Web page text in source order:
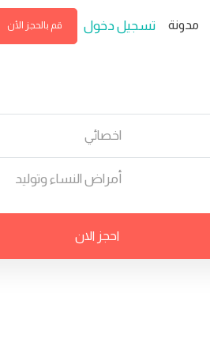
مدونة تسجيل دخول قم بالحجز الأن
اخصائي
أمراض النساء وتوليد
احجز الان